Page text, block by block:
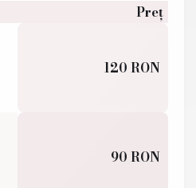
Preț
120 RON
90 RON